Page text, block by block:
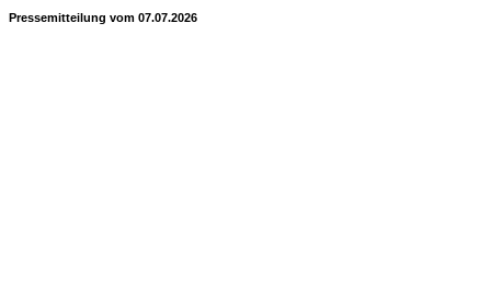
Pressemitteilung vom 07.07.2026